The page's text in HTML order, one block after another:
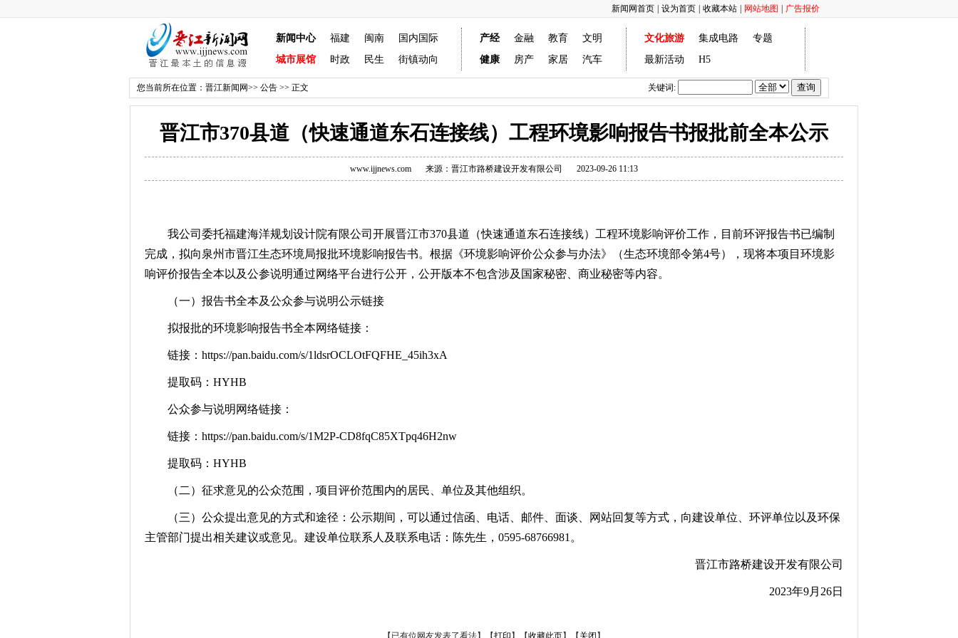
广告报价
网站地图
收藏本站
设为首页
新闻网首页
新闻中心 福建 闽南
国内国际
城市展馆
时政 民生 街镇动向
产经 金融 教育
文明
健康
房产 家居 汽车
文化旅游 集成电路
专题
最新活动
H5
您当前所在位置： 晋江新闻网>> 公告 >> 正文 关键词:
晋江市370县道（快速通道东石连接线）工程环境影响报告书报批前全本公示
www.ijjnews.com 来源：晋江市路桥建设开发有限公司 2023-09-26 11:13
我公司委托福建海洋规划设计院有限公司开展晋江市370县道（快速通道东石连接线）工程环境影响评价工作，目前环评报告书已编制
完成，拟向泉州市晋江生态环境局报批环境影响报告书。根据《环境影响评价公众参与办法》（生态环境部令第4号），现将本项目环境影
响评价报告全本以及公参说明通过网络平台进行公开，公开版本不包含涉及国家秘密、商业秘密等内容。
（一）报告书全本及公众参与说明公示链接
拟报批的环境影响报告书全本网络链接：
链接：https://pan.baidu.com/s/1ldsrOCLOtFQFHE_45ih3xA
提取码：HYHB
公众参与说明网络链接：
链接：https://pan.baidu.com/s/1M2P-CD8fqC85XTpq46H2nw
提取码：HYHB
（二）征求意见的公众范围，项目评价范围内的居民、单位及其他组织。
（三）公众提出意见的方式和途径：公示期间，可以通过信函、电话、邮件、面谈、网站回复等方式，向建设单位、环评单位以及环保
主管部门提出相关建议或意见。建设单位联系人及联系电话：陈先生，0595-68766981。
晋江市路桥建设开发有限公司
2023年9月26日
【已有位网友发表了看法】 【打印 】 【收藏此页】 【 关闭 】